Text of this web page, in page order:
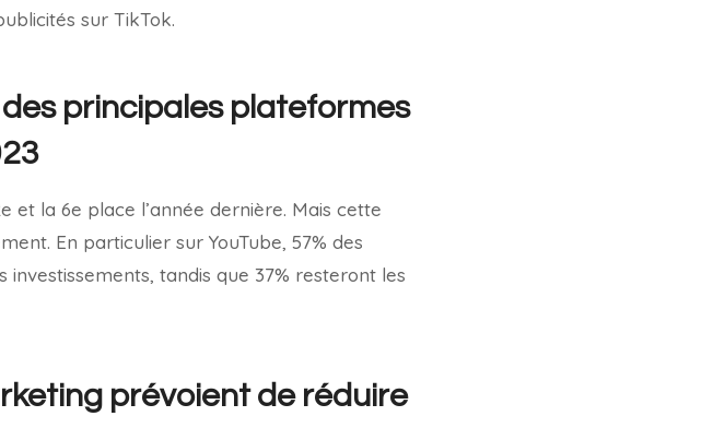
sur TikTok.
principales plateformes
et la 6e place l’année dernière. Mais cette
En particulier sur YouTube, 57% des
tandis que 37% resteront les
prévoient de réduire